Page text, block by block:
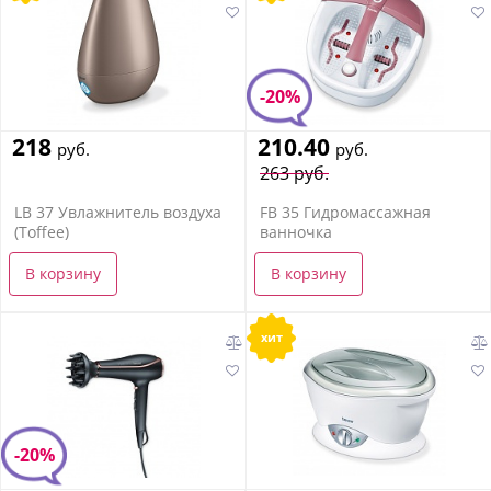
218 руб.
LB 37 Увлажнитель воздуха
(Toffee)
В корзину
-20%
263 руб.
210.40 руб.
FB 35 Гидромассажная
ванночка
В корзину
-20%
хит